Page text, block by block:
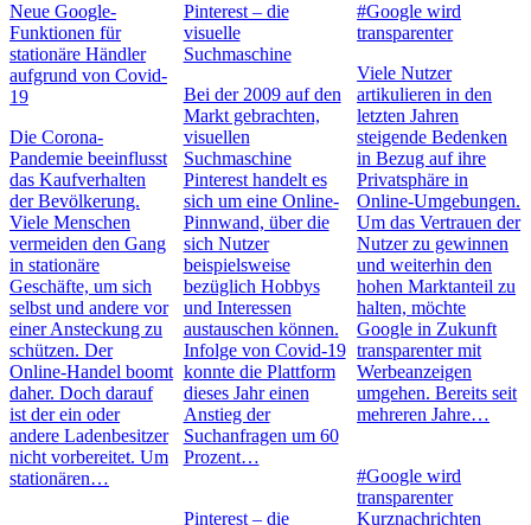
Neue Google-
Funktionen für
stationäre Händler
aufgrund von Covid-
19
Die Corona-
Pandemie beeinflusst
das Kaufverhalten
der Bevölkerung.
Viele Menschen
vermeiden den Gang
in stationäre
Geschäfte, um sich
selbst und andere vor
einer Ansteckung zu
schützen. Der
Online-Handel boomt
daher. Doch darauf
ist der ein oder
andere Ladenbesitzer
nicht vorbereitet. Um
stationären…
Pinterest – die
visuelle
Suchmaschine
Bei der 2009 auf den
Markt gebrachten,
visuellen
Suchmaschine
Pinterest handelt es
sich um eine Online-
Pinnwand, über die
sich Nutzer
beispielsweise
bezüglich Hobbys
und Interessen
austauschen können.
Infolge von Covid-19
konnte die Plattform
dieses Jahr einen
Anstieg der
Suchanfragen um 60
Prozent…
Pinterest – die
#Google wird
transparenter
Viele Nutzer
artikulieren in den
letzten Jahren
steigende Bedenken
in Bezug auf ihre
Privatsphäre in
Online-Umgebungen.
Um das Vertrauen der
Nutzer zu gewinnen
und weiterhin den
hohen Marktanteil zu
halten, möchte
Google in Zukunft
transparenter mit
Werbeanzeigen
umgehen. Bereits seit
mehreren Jahre…
#Google wird
transparenter
Kurznachrichten